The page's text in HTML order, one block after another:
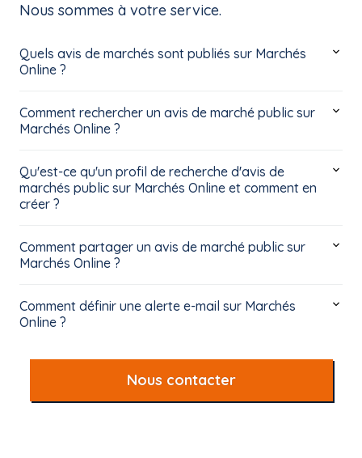
Nous sommes à votre service.
Quels avis de marchés sont publiés sur Marchés
Online ?
Comment rechercher un avis de marché public sur
Marchés Online ?
Qu'est-ce qu'un profil de recherche d'avis de
marchés public sur Marchés Online et comment en
créer ?
Comment partager un avis de marché public sur
Marchés Online ?
Comment définir une alerte e-mail sur Marchés
Online ?
Nous contacter